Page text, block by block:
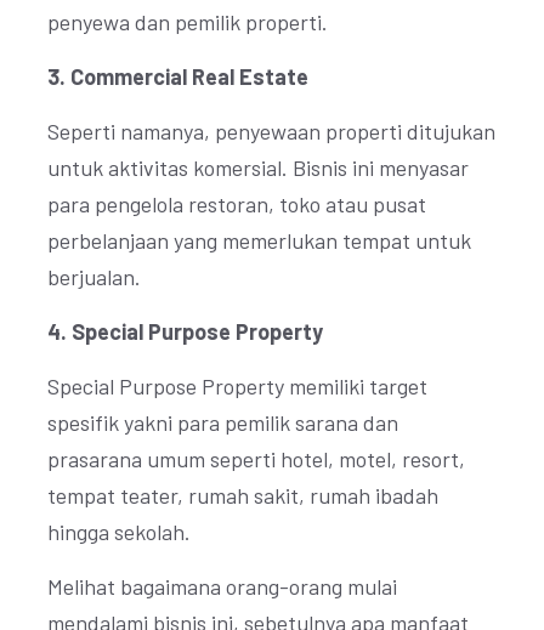
penyewa dan pemilik properti.
3. Commercial Real Estate
Seperti namanya, penyewaan properti ditujukan
untuk aktivitas komersial. Bisnis ini menyasar
para pengelola restoran, toko atau pusat
perbelanjaan yang memerlukan tempat untuk
berjualan.
4. Special Purpose Property
Special Purpose Property memiliki target
spesifik yakni para pemilik sarana dan
prasarana umum seperti hotel, motel, resort,
tempat teater, rumah sakit, rumah ibadah
hingga sekolah.
Melihat bagaimana orang-orang mulai
mendalami bisnis ini, sebetulnya apa manfaat